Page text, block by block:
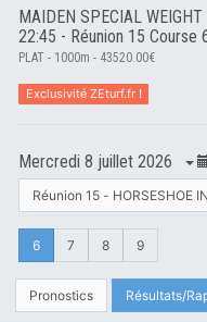
MAIDEN SPECIAL WEIGHT
22:45 - Réunion 15 Course
PLAT - 1000m - 43520.00€
Exclusivité ZEturf.fr !
Mercredi 8 juillet 2026
Réunion 15 - HORSESHOE
6 7 8 9
Pronostics Résultats/